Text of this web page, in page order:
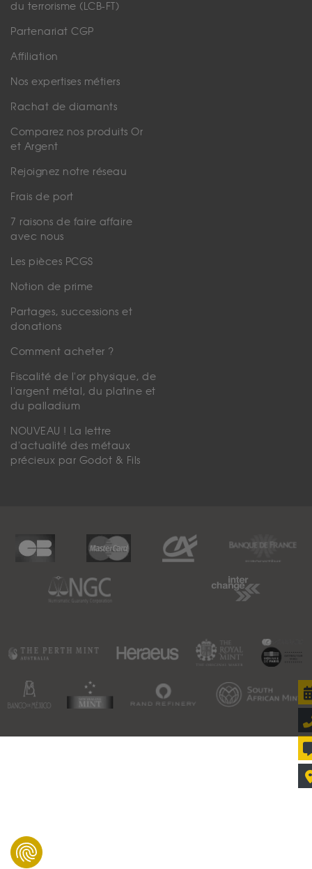
du terrorisme (LCB-FT)
Partenariat CGP
Affiliation
Nos expertises métiers
Rachat de diamants
Comparez nos produits Or
et Argent
Rejoignez notre réseau
Frais de port
7 raisons de faire affaire
avec nous
Les pièces PCGS
Notion de prime
Partages, successions et
donations
Comment acheter ?
Fiscalité de l'or physique, de
l'argent métal, du platine et
du palladium
NOUVEAU ! La lettre
d'actualité des métaux
précieux par Godot & Fils